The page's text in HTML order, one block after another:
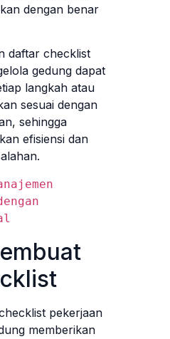
dengan benar
daftar checklist
gedung dapat
langkah atau
sesuai dengan
sehingga
efisiensi dan
pekerjaan
memberikan